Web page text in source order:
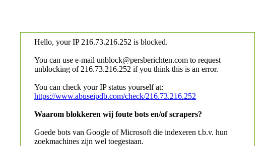
Hello, your IP 216.73.216.252 is blocked.
You can use e-mail unblock@persberichten.com to request
unblocking of 216.73.216.252 if you think this is an error.
You can check your IP status yourself at:
https://www.abuseipdb.com/check/216.73.216.252
Waarom blokkeren wij foute bots en/of scrapers?
Goede bots van Google of Microsoft die indexeren t.b.v. hun
zoekmachines zijn wel toegestaan.